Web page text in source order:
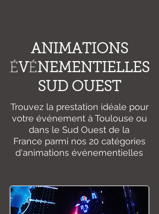
ANIMATIONS
ÉVÉNEMENTIELLES
SUD OUEST
Trouvez la prestation idéale pour
votre événement à Toulouse ou
dans le Sud Ouest de la
France parmi nos 20 catégories
d'animations événementielles